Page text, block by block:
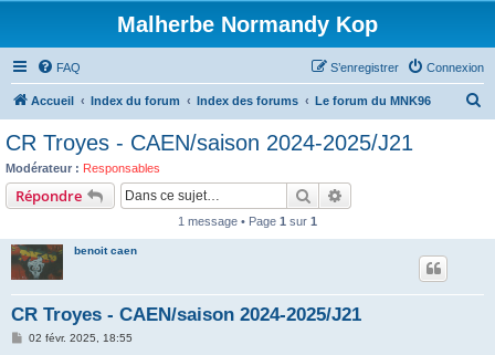
Malherbe Normandy Kop
FAQ Connexion
S’enregistrer
Accueil Index du forum Index des forums Le forum du MNK96
CR Troyes - CAEN/saison 2024-2025/J21
Modérateur : Responsables
Répondre Rechercher
1 message • Page 1 sur 1
benoit caen
CR Troyes - CAEN/saison 2024-2025/J21
M02 févr. 2025, 18:55